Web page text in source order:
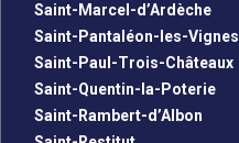
Saint-Marcel-d’Ardèche
Saint-Pantaléon-les-Vignes
Saint-Paul-Trois-Châteaux
Saint-Quentin-la-Poterie
Saint-Rambert-d’Albon